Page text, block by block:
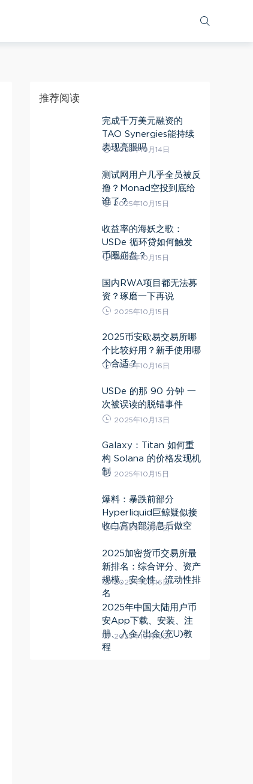
推荐阅读
完成千万美元融资的
TAO Synergies能持续
表现亮眼吗
2025年10月14日
测试网用户几乎全员被反
撸？Monad空投到底给
谁了？
2025年10月15日
收益率的海妖之歌：
USDe 循环贷如何触发
币圈崩盘？
2025年10月15日
国内RWA项目都无法募
资？琢磨一下再说
2025年10月15日
2025币安欧易交易所哪
个比较好用？新手使用哪
个合适？
2025年10月16日
USDe 的那 90 分钟 一
次被误读的脱锚事件
2025年10月13日
Galaxy：Titan 如何重
构 Solana 的价格发现机
制 2025年10月15日
爆料：暴跌前部分
Hyperliquid巨鲸疑似接
收白宫内部消息后做空
2025年10月14日
2025加密货币交易所最
新排名：综合评分、资产
规模、安全性、流动性排
名
2025年10月16日
2025年中国大陆用户币
安App下载、安装、注
册、入金/出金(充U)教
程
2025年10月16日